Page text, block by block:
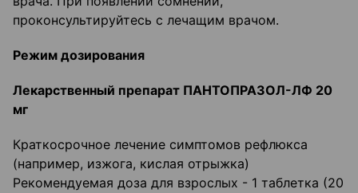
проконсультируйтесь с лечащим врачом.
Режим дозирования
Лекарственный препарат ПАНТОПРАЗОЛ-ЛФ 20
мг
Краткосрочное лечение симптомов рефлюкса
(например, изжога, кислая отрыжка)
Рекомендуемая доза для взрослых - 1 таблетка (20